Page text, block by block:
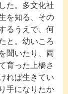
た。多文化社
を知る、その
るうえで、何
と。幼いころ
聞いたり、両
育った上橋さ
れば生きてい
手になりたか